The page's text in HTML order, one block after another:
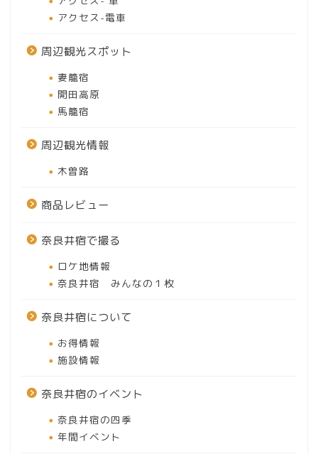
アクセス-電車
周辺観光スポット
妻籠宿
開田高原
馬籠宿
周辺観光情報
木曽路
商品レビュー
奈良井宿で撮る
ロケ地情報
奈良井宿 みんなの１枚
奈良井宿について
お得情報
施設情報
奈良井宿のイベント
奈良井宿の四季
年間イベント